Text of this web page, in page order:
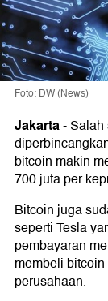
Foto: DW (News)
Jakarta-Salah
bitcoin makin
700 juta per
Bitcoin juga
seperti Tesla
pembayaran
membeli
perusahaan.